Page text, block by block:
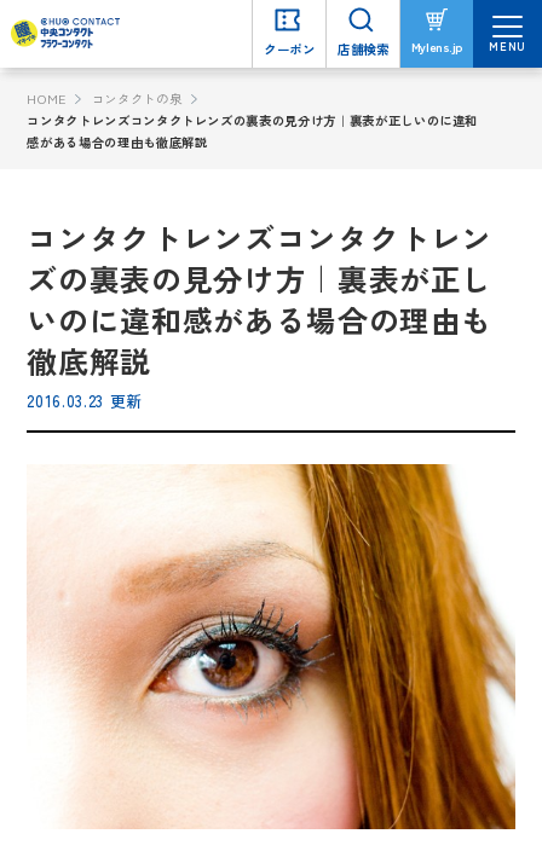
クーポン 店舗検索 Mylens.jp MENU
HOME
コンタクトの泉
コンタクトレンズコンタクトレンズの裏表の見分け方｜裏表が正しいのに違和
感がある場合の理由も徹底解説
コンタクトレンズコンタクトレン
ズの裏表の見分け方｜裏表が正し
いのに違和感がある場合の理由も
徹底解説
2016.03.23 更新
クーポン 店舗検索 Mylens.jp MENU